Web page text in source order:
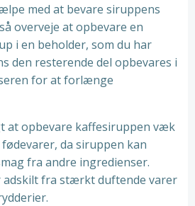
med at bevare siruppens
overveje at opbevare en
i en beholder, som du har
den resterende del opbevares i
for at forlænge
at opbevare kaffesiruppen væk
da siruppen kan
fra andre ingredienser.
adskilt fra stærkt duftende varer